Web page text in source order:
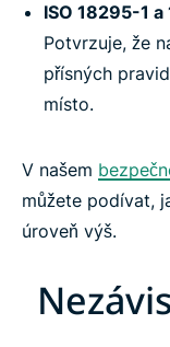
ISO 18295-1
Potvrzuje, že
přísných
místo.
V našem
můžete podívat,
úroveň výš.